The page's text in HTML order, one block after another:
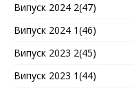
Випуск 2024 2(47)
Випуск 2024 1(46)
Випуск 2023 2(45)
Випуск 2023 1(44)